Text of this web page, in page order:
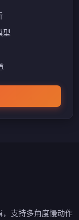
型
支持多角度慢动作